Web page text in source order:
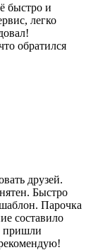
быстро и
легко
обратился
друзей.
Быстро
Парочка
составило
пришли